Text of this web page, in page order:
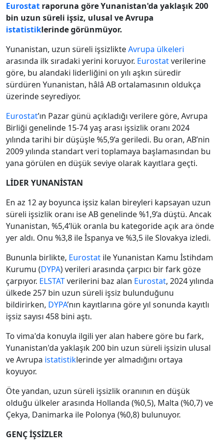
Eurostat raporuna göre Yunanistan'da yaklaşık 200
bin uzun süreli işsiz, ulusal ve Avrupa
istatistiklerinde görünmüyor.
Yunanistan, uzun süreli işsizlikteAvrupa ülkeleri
arasında ilk sıradaki yerini koruyor. Eurostatverilerine
göre, bu alandaki liderliğini on yılı aşkın süredir
sürdüren Yunanistan, hâlâ AB ortalamasının oldukça
üzerinde seyrediyor.
Eurostat’ın Pazar günü açıkladığı verilere göre, Avrupa
Birliği genelinde 15-74 yaş arası işsizlik oranı 2024
yılında tarihi bir düşüşle %5,9’a geriledi. Bu oran, AB’nin
2009 yılında standart veri toplamaya başlamasından bu
yana görülen en düşük seviye olarak kayıtlara geçti.
LİDER YUNANİSTAN
En az 12 ay boyunca işsiz kalan bireyleri kapsayan uzun
süreli işsizlik oranı ise AB genelinde %1,9’a düştü. Ancak
Yunanistan, %5,4’lük oranla bu kategoride açık ara önde
yer aldı. Onu %3,8 ile İspanya ve %3,5 ile Slovakya izledi.
Bununla birlikte, Eurostat ile Yunanistan Kamu İstihdam
Kurumu (DYPA) verileri arasında çarpıcı bir fark göze
çarpıyor. ELSTATverilerini baz alan Eurostat, 2024 yılında
ülkede 257 bin uzun süreli işsiz bulunduğunu
bildirirken, DYPA’nın kayıtlarına göre yıl sonunda kayıtlı
işsiz sayısı 458 bini aştı.
To vima'da konuyla ilgili yer alan habere göre bu fark,
Yunanistan'da yaklaşık 200 bin uzun süreli işsizin ulusal
ve Avrupa istatistiklerinde yer almadığını ortaya
koyuyor.
Öte yandan, uzun süreli işsizlik oranının en düşük
olduğu ülkeler arasında Hollanda (%0,5), Malta (%0,7) ve
Çekya, Danimarka ile Polonya (%0,8) bulunuyor.
GENÇ İŞSİZLER